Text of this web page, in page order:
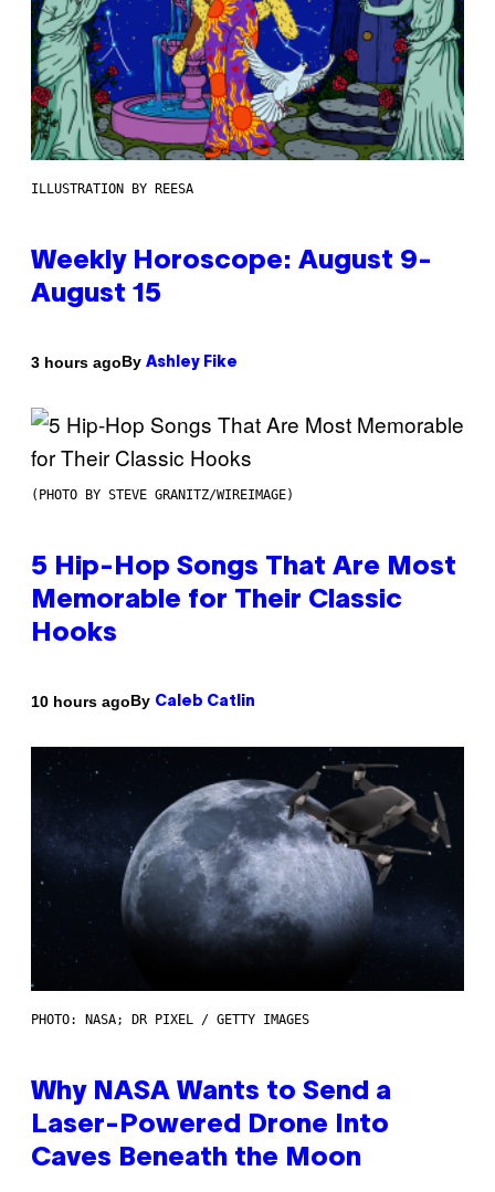
ILLUSTRATION BY REESA
Weekly Horoscope: August 9-
August 15
3 hours agoBy Ashley Fike
(PHOTO BY STEVE GRANITZ/WIREIMAGE)
5 Hip-Hop Songs That Are Most
Memorable for Their Classic
Hooks
10 hours agoBy Caleb Catlin
PHOTO: NASA; DR PIXEL / GETTY IMAGES
Why NASA Wants to Send a
Laser-Powered Drone Into
Caves Beneath the Moon